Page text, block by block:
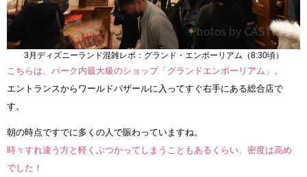
3月ディズニーランド混雑レポ：グランド・エンポーリアム（8:30頃）
こちらは、パーク内最大級のショップ「グランドエンポーリアム」。
エントランスからワールドバザールに入ってすぐ右手にある総合店で
す。
朝の時点ですでに多くの人で賑わっていますね。
時々すれ違う方と軽くぶつかってしまうこともあるくらい、密度は高め
でした！